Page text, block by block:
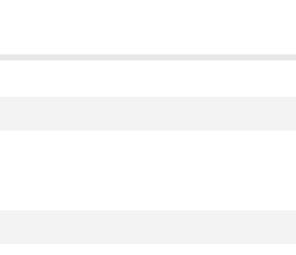
(posibilidad de acceso para
contigo.